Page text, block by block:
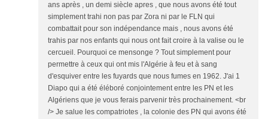
ans après , un demi siècle apres , que nous avons été tout
simplement trahi non pas par Zora ni par le FLN qui
combattait pour son indépendance mais , nous avons été
trahis par nos enfants qui nous ont fait croire à la valise ou le
cercueil. Pourquoi ce mensonge ? Tout simplement pour
permettre à ceux qui ont mis l'Algérie à feu et à sang
d'esquiver entre les fuyards que nous fumes en 1962. J'ai 1
Diapo qui a été éléboré conjointement entre les PN et les
Algériens que je vous ferais parvenir très prochainement. <br
/> Je salue les compatriotes , la colonie des PN qui avons été